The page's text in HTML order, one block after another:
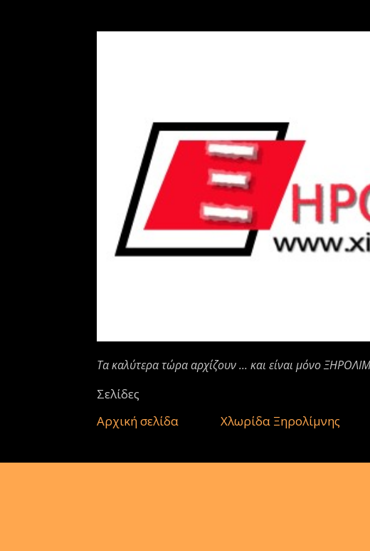
Τα καλύτερα τώρα αρχίζουν ... και είναι μόνο
Σελίδες
Αρχική σελίδα
Χλωρίδα Ξηρολίμνης